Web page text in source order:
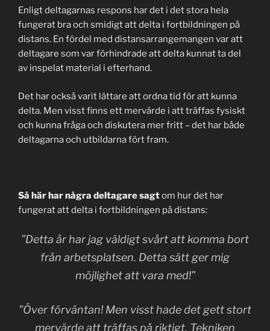
Enligt deltagarnas respons har det i det stora hela
fungerat bra och smidigt att delta i fortbildningen på
distans. En fördel med distansarrangemangen var att
deltagare som var förhindrade att delta kunnat ta del
av inspelat material i efterhand.
Det har också varit lättare att ordna tid för att kunna
delta. Men visst finns ett mervärde i att träffas fysiskt
och kunna fråga och diskutera mer fritt – det har både
deltagarna och utbildarna fört fram.
Så här har några deltagare sagtom hur det har
fungerat att delta i fortbildningen på distans:
”Detta år har jag väldigt svårt att komma bort
från arbetsplatsen. Detta sätt ger mig
möjlighet att vara med!”
”Över förväntan! Men visst hade det gett stort
mervärde att träffas på riktigt. Tekniken